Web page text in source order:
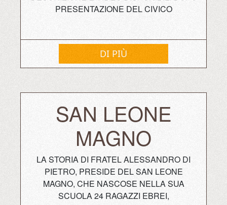
PRESENTAZIONE DEL CIVICO
DI PIÙ
SAN LEONE
MAGNO
LA STORIA DI FRATEL ALESSANDRO DI
PIETRO, PRESIDE DEL SAN LEONE
MAGNO, CHE NASCOSE NELLA SUA
SCUOLA 24 RAGAZZI EBREI,